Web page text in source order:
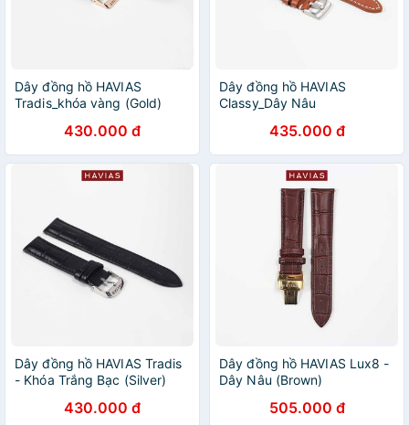
Dây đồng hồ HAVIAS
Tradis_khóa vàng (Gold)
430.000 đ
Dây đồng hồ HAVIAS
Classy_Dây Nâu
435.000 đ
Dây đồng hồ HAVIAS Tradis
- Khóa Trắng Bạc (Silver)
430.000 đ
Dây đồng hồ HAVIAS Lux8 -
Dây Nâu (Brown)
505.000 đ